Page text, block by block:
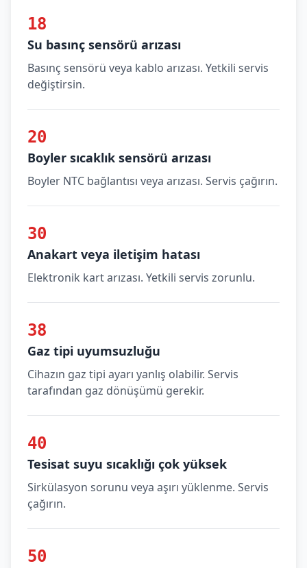
18
Su basınç sensörü arızası
Basınç sensörü veya kablo arızası. Yetkili servis
değiştirsin.
20
Boyler sıcaklık sensörü arızası
Boyler NTC bağlantısı veya arızası. Servis çağırın.
30
Anakart veya iletişim hatası
Elektronik kart arızası. Yetkili servis zorunlu.
38
Gaz tipi uyumsuzluğu
Cihazın gaz tipi ayarı yanlış olabilir. Servis
tarafından gaz dönüşümü gerekir.
40
Tesisat suyu sıcaklığı çok yüksek
Sirkülasyon sorunu veya aşırı yüklenme. Servis
çağırın.
50